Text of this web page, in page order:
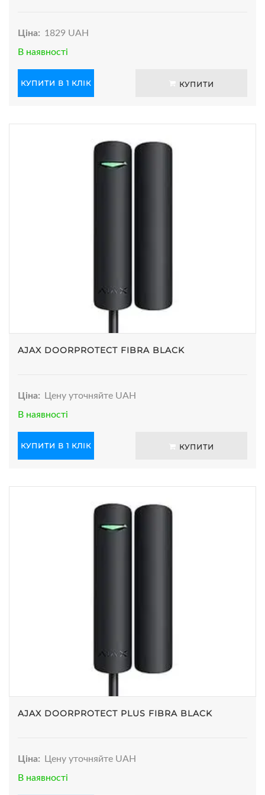
Ціна: 1829 UAH
В наявності
КУПИТИ В 1 КЛІК КУПИТИ
AJAX DOORPROTECT FIBRA BLACK
Ціна:
Цену уточняйте UAH
В наявності
КУПИТИ В 1 КЛІК КУПИТИ
AJAX DOORPROTECT PLUS FIBRA BLACK
Ціна:
Цену уточняйте UAH
В наявності